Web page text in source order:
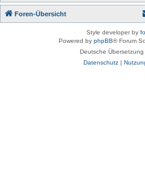
Foren-Übersicht
Style developer by
Powered by phpBB® Forum
Deutsche Übersetzung
Datenschutz|